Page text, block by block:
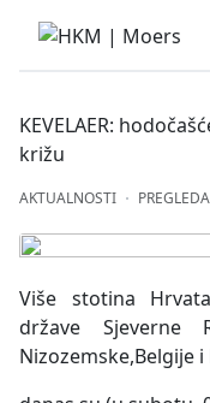
KEVELAER:
križu
AKTUALNOSTI
Više stotina
države
Nizozemske,Belgije